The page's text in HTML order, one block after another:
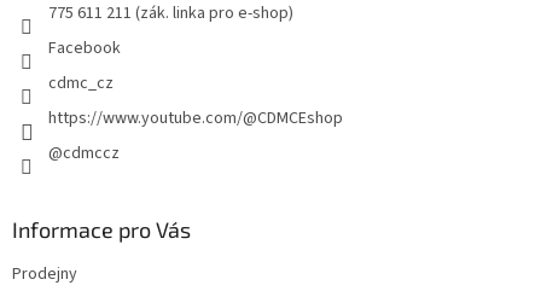
r
v
ý
775 611 211 (zák. linka pro e-shop)
Facebook
cdmc_cz
https://www.youtube.com/@CDMCEshop
@cdmccz
Informace pro Vás
Prodejny